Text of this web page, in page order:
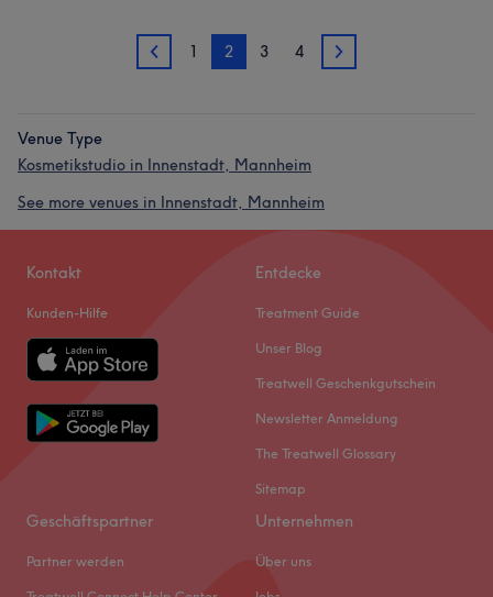
1 1 2 3 4 3
Venue Type
Kosmetikstudio in Innenstadt, Mannheim
See more venues in Innenstadt, Mannheim
Kontakt
Kunden-Hilfe
Entdecke
Treatment Guide
Unser Blog
Treatwell Geschenkgutschein
Newsletter Anmeldung
The Treatwell Glossary
Sitemap
Geschäftspartner
Partner werden
Unternehmen
Über uns